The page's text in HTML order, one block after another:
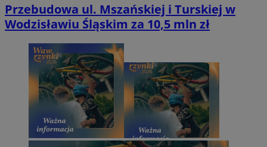
Przebudowa ul. Mszańskiej i Turskiej w
Wodzisławiu Śląskim za 10,5 mln zł